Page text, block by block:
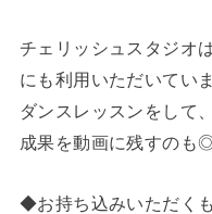
チェリッシュスタジオ
にも利用いただいてい
ダンスレッスンをして
成果を動画に残すのも
◆お持ち込みいただく